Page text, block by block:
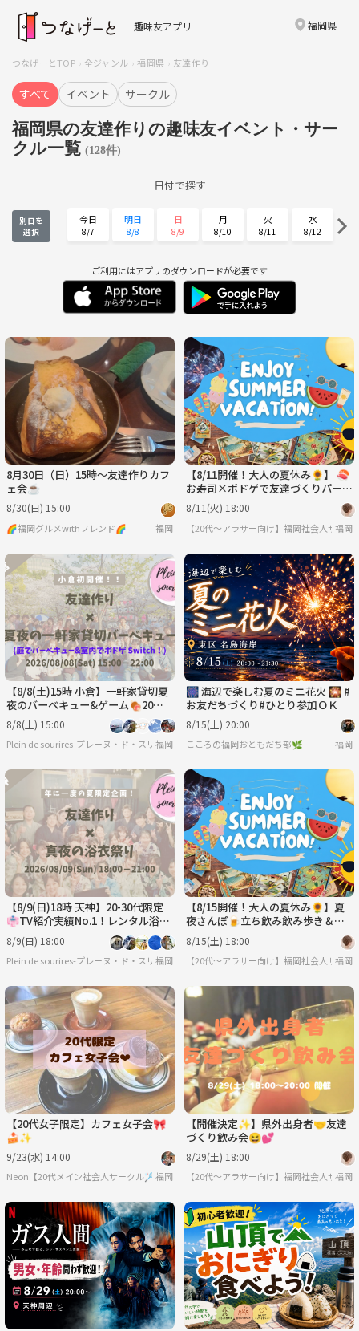
趣味友アプリ 福岡県
つなげーとTOP 全ジャンル 福岡県 友達作り
すべて イベント サークル
福岡県の友達作りの趣味友イベント・サー
クル一覧 (128件)
日付で探す
別日を
選択
今日
8/7
明日
8/8
日
8/9
月
8/10
火
8/11
水
8/12
8/13 8/14 8/15 8/16 8/17
水
8/19
木
8/20
土
8/22
日
8/23
8/26 8/27
月
8/31
火
9/1 9/2
木
9/3
金
9/4
土
9/5
ご利用にはアプリのダウンロードが必要です
8月30日（日）15時〜友達作りカフ
ェ会☕
8/30(日) 15:00
🌈福岡グルメwithフレンド🌈 福岡
【8/11開催！大人の夏休み🌻】 🍣
お寿司×ボドゲで友達づくりパーテ
ィ😆😆✨
8/11(火) 18:00
【20代〜アラサー向け】福岡社会人サ
福岡
【8/8(土)15時 小倉】一軒家貸切夏
夜のバーベキュー&ゲーム🍖20代3
0代限定・夏の友達づくり/満席続
出！
8/8(土) 15:00
Plein de sourires-プレーヌ・ド・スリール-【20代/30代の社会人友達作りサークル】
福岡
🎆 海辺で楽しむ夏のミニ花火 🎇 #
お友だちづくり#ひとり参加ＯＫ
8/15(土) 20:00
こころの福岡おともだち部🌿 福岡
【8/9(日)18時 天神】20-30代限定
👘TV紹介実績No.1！レンタル浴衣
＆着付けで夏の納涼祭/満席続出！
8/9(日) 18:00
Plein de sourires-プレーヌ・ド・スリール-【20代/30代の社会人友達作りサークル】
福岡
【8/15開催！大人の夏休み🌻】夏
夜さんぽ🍺立ち飲み飲み歩き＆花
火🎇
8/15(土) 18:00
【20代〜アラサー向け】福岡社会人サ
福岡
【20代女子限定】カフェ女子会🎀
🍰✨
9/23(水) 14:00
Neon【20代メイン社会人サークル🏸】福岡
【開催決定✨】県外出身者🤝友達
づくり飲み会😆💕
8/29(土) 18:00
【20代〜アラサー向け】福岡社会人サ
福岡